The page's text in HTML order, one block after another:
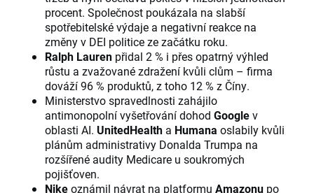
procent. Společnost poukázala na slabší
spotřebitelské výdaje a negativní reakce na
změny v DEI politice ze začátku roku.
Ralph Lauren přidal 2 % i přes opatrný výhled
růstu a zvažované zdražení kvůli clům – firma
dováží 96 % produktů, z toho 12 % z Číny.
Ministerstvo spravedlnosti zahájilo
antimonopolní vyšetřování dohod Googlev
oblasti AI. UnitedHealth a Humana oslabily kvůli
plánům administrativy Donalda Trumpa na
rozšířené audity Medicare u soukromých
pojišťoven.
Nikeoznámil návrat na platformu Amazonu po